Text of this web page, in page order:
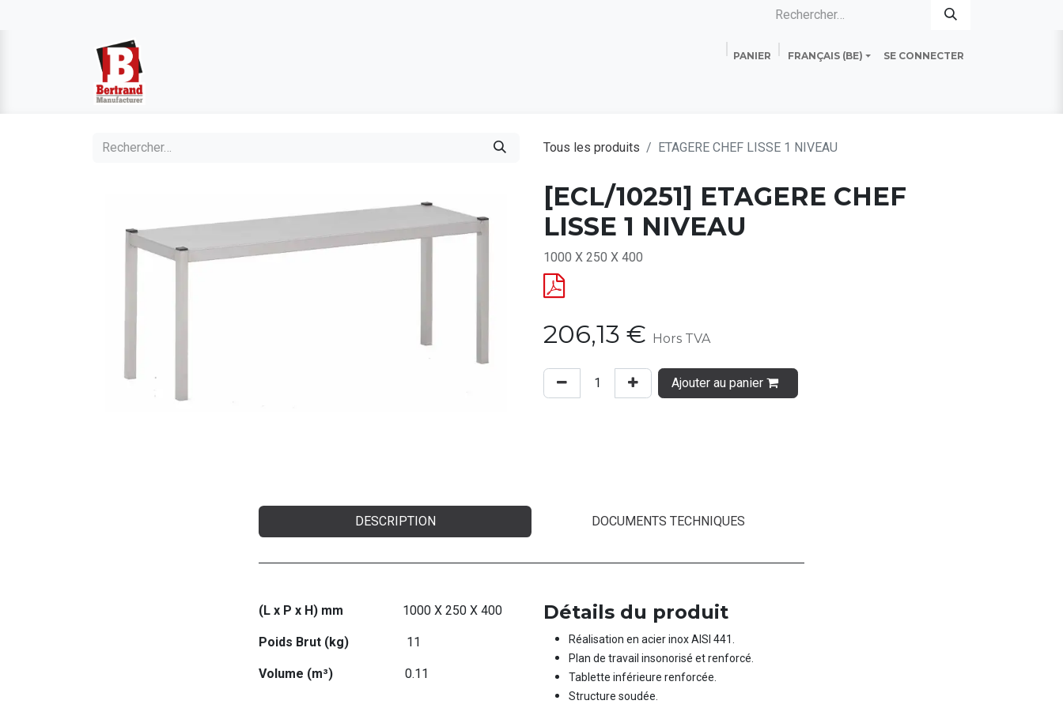
PANIER FRANÇAIS (BE) SE CONNECTER
Tous les produits ETAGERE CHEF LISSE 1 NIVEAU
[ECL/10251] ETAGERE CHEF
LISSE 1 NIVEAU
1000 X 250 X 400
206,13 € Hors TVA
Ajouter au panier
DESCRIPTION DOCUMENTS TECHNIQUES
(L x P x H) mm 1000 X 250 X 400
Poids Brut (kg) ​11
Volume (m³) 0.11
Détails du produit
Réalisation en acier inox AISI 441.
Plan de travail insonorisé et renforcé.
Tablette inférieure renforcée.
Structure soudée.